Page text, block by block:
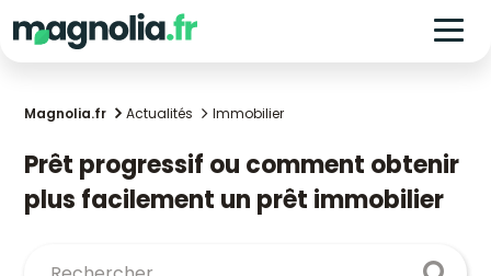
Magnolia.fr Actualités Immobilier
Prêt progressif ou comment obtenir
plus facilement un prêt immobilier